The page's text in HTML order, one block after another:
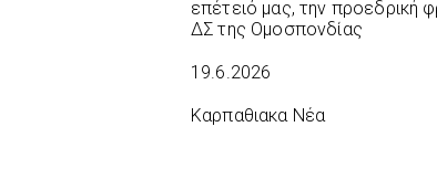
επέτειό μας, την προεδρική
ΔΣ της Ομοσπονδίας
19.6.2026
Καρπαθιακα Νέα